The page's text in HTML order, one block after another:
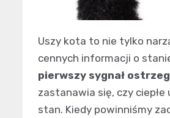
Uszy kota to nie tylko
cennych informacji o
pierwszy sygnał
zastanawia się, czy
stan. Kiedy powinniśmy